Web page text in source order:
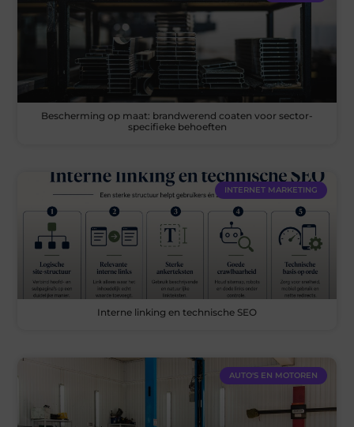
Bescherming op maat: brandwerend coaten voor sector-
specifieke behoeften
INTERNET MARKETING
Interne linking en technische SEO
AUTO'S EN MOTOREN